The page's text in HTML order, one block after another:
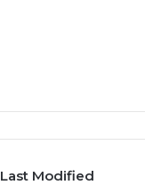
Last Modified